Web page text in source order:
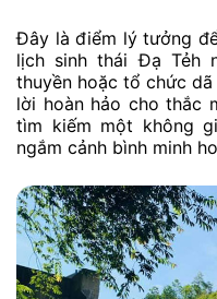
Đây là điểm lý tưởng
lịch sinh thái Đạ Tẻh
thuyền hoặc tổ chức
lời hoàn hảo cho thắc
tìm kiếm một không
ngắm cảnh bình minh